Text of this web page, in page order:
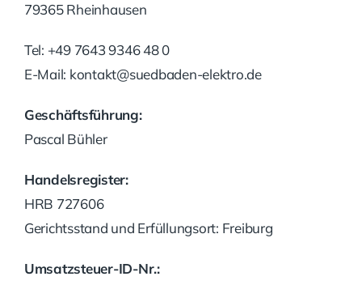
79365 Rheinhausen
Tel: +49 7643 9346 48 0
E-Mail: kontakt@suedbaden-elektro.de
Geschäftsführung:
Pascal Bühler
Handelsregister:
HRB 727606
Gerichtsstand und Erfüllungsort: Freiburg
Umsatzsteuer-ID-Nr.: